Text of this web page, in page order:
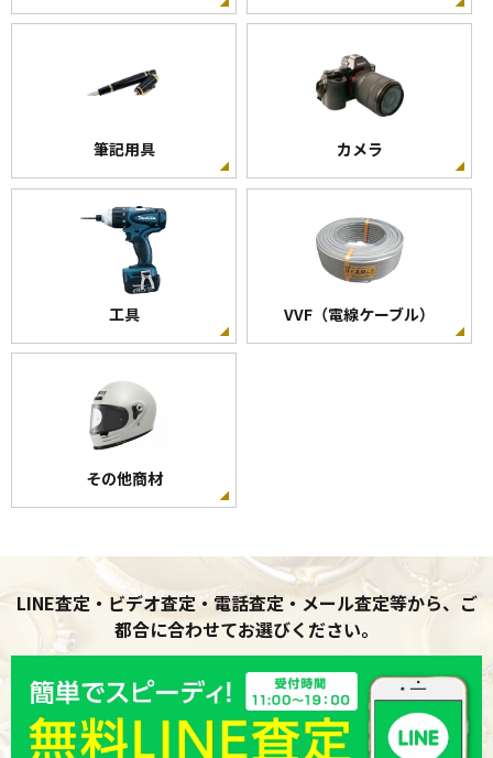
筆記用具 カメラ
工具 VVF（電線ケーブル）
その他商材
LINE査定・ビデオ査定・電話査定・メール査定等から、ご
都合に合わせてお選びください。